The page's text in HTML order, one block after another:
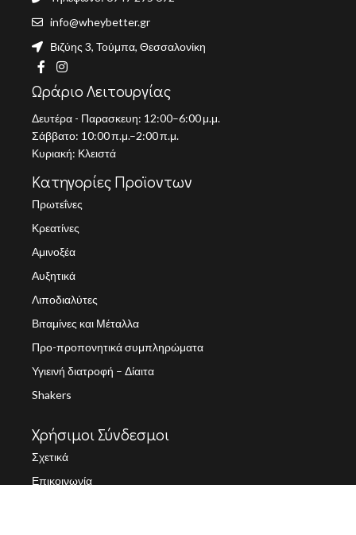
info@wheybetter.gr
Βιζύης 3, Τούμπα, Θεσσαλονίκη
Ωράριο Λειτουργίας
Δευτέρα - Παρασκευη: 12:00–6:00 μ.μ.
Σάββατο: 10:00 π.μ.–2:00 π.μ.
Κυριακή: Κλειστά
Κατηγορίες Προϊοντων
Πρωτεΐνες
Κρεατίνες
Αμινοξέα
Αυξητικά
Λιποδιαλύτες
Βιταμίνες και Μέταλλα
Προ-προπονητικά συμπληρώματα
Υγιεινή διατροφή – Δίαιτα
Shakers
Χρήσιμοι Σύνδεσμοι
Σχετικά
Επικοινωνία